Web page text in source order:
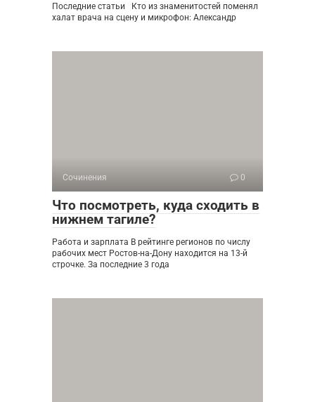
Последние статьи Кто из знаменитостей поменял
халат врача на сцену и микрофон: Александр
Сочинения 0
Что посмотреть, куда сходить в
нижнем тагиле?
Работа и зарплата В рейтинге регионов по числу
рабочих мест Ростов-на-Дону находится на 13-й
строчке. За последние 3 года